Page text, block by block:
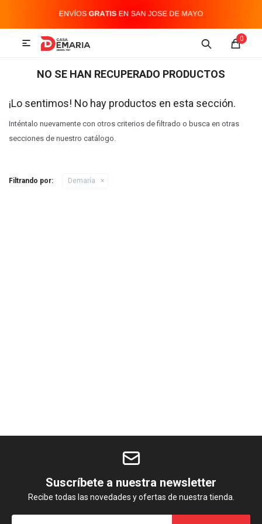
0

NO SE HAN RECUPERADO PRODUCTOS
¡Lo sentimos! No hay productos en esta sección.
Inténtalo nuevamente con otros criterios de filtrado o busca en otras
secciones de nuestro catálogo.
Filtrando por: Demaría
Suscríbete a nuestra newsletter
Recibe todas las novedades y ofertas de nuestra tienda.
MI CUENTA
Imagen y Sonido Hogar
Audio
Accesorios